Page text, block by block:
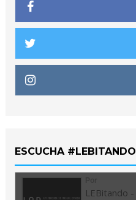
ESCUCHA #LEBITANDO